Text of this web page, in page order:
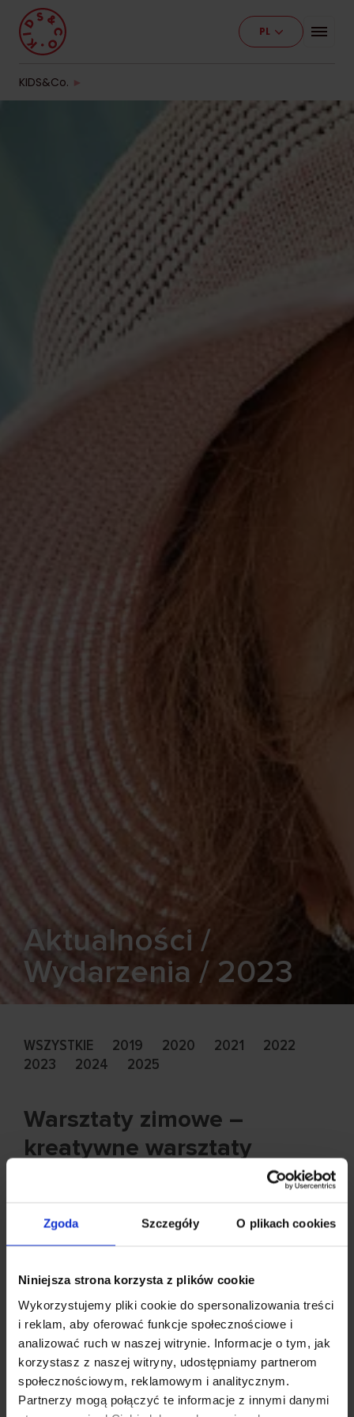
Zgoda Szczegóły O plikach cookies
Niniejsza strona korzysta z plików cookie
Wykorzystujemy pliki cookie do spersonalizowania treści
i reklam, aby oferować funkcje społecznościowe i
analizować ruch w naszej witrynie. Informacje o tym, jak
korzystasz z naszej witryny, udostępniamy partnerom
społecznościowym, reklamowym i analitycznym.
Partnerzy mogą połączyć te informacje z innymi danymi
PL
Program
Dla firm
KIDS&Co. ►
Aktualności /
Wydarzenia / 2023
WSZYSTKIE 2019 2020 2021
2022
2023
2024 2025
Warsztaty zimowe –
kreatywne warsztaty
i żłobkowych